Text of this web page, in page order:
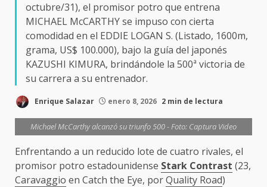
octubre/31), el promisor potro que entrena
MICHAEL McCARTHY se impuso con cierta
comodidad en el EDDIE LOGAN S. (Listado, 1600m,
grama, US$ 100.000), bajo la guía del japonés
KAZUSHI KIMURA, brindándole la 500ª victoria de
su carrera a su entrenador.
Enrique Salazar enero 8, 2026 2 min de lectura
Michael McCarthy alcanzó su triunfo 500 - Foto: Captura Video
Enfrentando a un reducido lote de cuatro rivales, el
promisor potro estadounidense Stark Contrast (23,
Caravaggio en Catch the Eye, porQuality Road)